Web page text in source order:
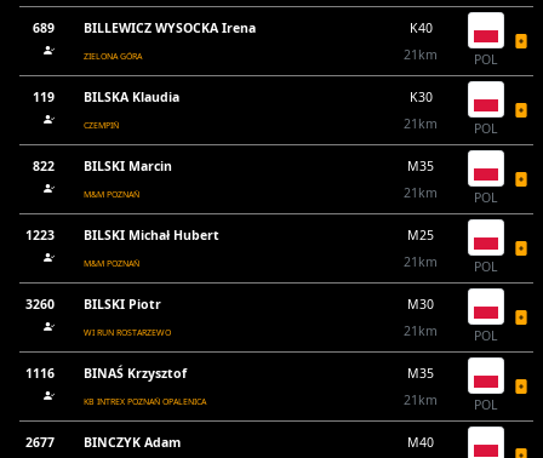
689 BILLEWICZ WYSOCKA Irena
ZIELONA GÓRA
K40
21km
POL
119 BILSKA Klaudia
CZEMPIŃ
K30
21km
POL
822 BILSKI Marcin
M&M POZNAŃ
M35
21km
POL
1223 BILSKI Michał Hubert
M&M POZNAŃ
M25
21km
POL
3260 BILSKI Piotr
WI RUN ROSTARZEWO
M30
21km
POL
1116 BINAŚ Krzysztof
KB INTREX POZNAŃ OPALENICA
M35
21km
POL
2677 BINCZYK Adam
M40